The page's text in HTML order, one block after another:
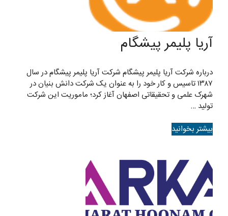
آریا پلیمر پیشگام
درباره شرکت آریا پلیمر پیشگام شرکت آریا پلیمر پیشگام در سال
۱۳۸۷ تاسیس و کار خود را به عنوان یک شرکت دانش بنیان در
شهرک علمی و تحقیقاتی اصفهان آغاز کرد؛ ماموریت این شرکت
تولید …
بیشتر بخوانید